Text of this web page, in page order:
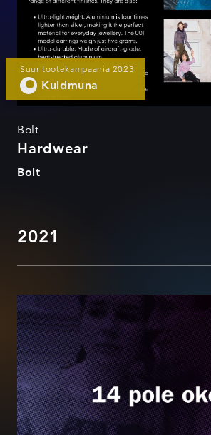
Suur tootekampaania 2023
Kuldmuna
Bolt
Hardwear
Bolt
2021
#14poleokei